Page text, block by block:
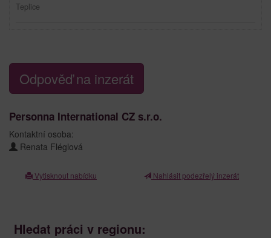
Teplice
Odpověď na inzerát
Personna International CZ s.r.o.
Kontaktní osoba:
Renata Fléglová
Vytisknout nabídku Nahlásit podezřelý inzerát
Hledat práci v regionu: